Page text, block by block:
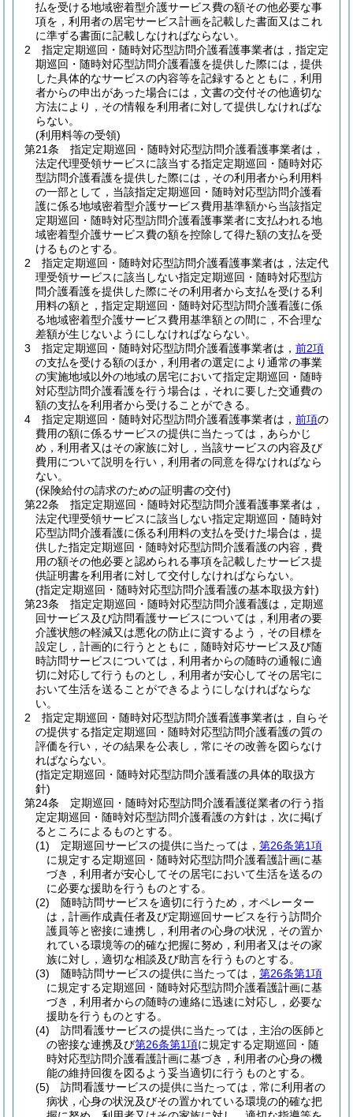
払を受ける地域密着型介護サービス費の額その他必要な事
項を，利用者の居宅サービス計画を記載した書面又はこれ
に準ずる書面に記載しなければならない。
2
指定定期巡回・随時対応型訪問介護看護事業者は，指定定
期巡回・随時対応型訪問介護看護を提供した際には，提供
した具体的なサービスの内容等を記録するとともに，利用
者からの申出があった場合には，文書の交付その他適切な
方法により，その情報を利用者に対して提供しなければな
らない。
(利用料等の受領)
第21条
指定定期巡回・随時対応型訪問介護看護事業者は，
法定代理受領サービスに該当する指定定期巡回・随時対応
型訪問介護看護を提供した際には，その利用者から利用料
の一部として，当該指定定期巡回・随時対応型訪問介護看
護に係る地域密着型介護サービス費用基準額から当該指定
定期巡回・随時対応型訪問介護看護事業者に支払われる地
域密着型介護サービス費の額を控除して得た額の支払を受
けるものとする。
2
指定定期巡回・随時対応型訪問介護看護事業者は，法定代
理受領サービスに該当しない指定定期巡回・随時対応型訪
問介護看護を提供した際にその利用者から支払を受ける利
用料の額と，指定定期巡回・随時対応型訪問介護看護に係
る地域密着型介護サービス費用基準額との間に，不合理な
差額が生じないようにしなければならない。
3
指定定期巡回・随時対応型訪問介護看護事業者は， 前2項
の支払を受ける額のほか，利用者の選定により通常の事業
の実施地域以外の地域の居宅において指定定期巡回・随時
対応型訪問介護看護を行う場合は，それに要した交通費の
額の支払を利用者から受けることができる。
4
指定定期巡回・随時対応型訪問介護看護事業者は， 前項の
費用の額に係るサービスの提供に当たっては，あらかじ
め，利用者又はその家族に対し，当該サービスの内容及び
費用について説明を行い，利用者の同意を得なければなら
ない。
(保険給付の請求のための証明書の交付)
第22条
指定定期巡回・随時対応型訪問介護看護事業者は，
法定代理受領サービスに該当しない指定定期巡回・随時対
応型訪問介護看護に係る利用料の支払を受けた場合は，提
供した指定定期巡回・随時対応型訪問介護看護の内容，費
用の額その他必要と認められる事項を記載したサービス提
供証明書を利用者に対して交付しなければならない。
(指定定期巡回・随時対応型訪問介護看護の基本取扱方針)
第23条
指定定期巡回・随時対応型訪問介護看護は，定期巡
回サービス及び訪問看護サービスについては，利用者の要
介護状態の軽減又は悪化の防止に資するよう，その目標を
設定し，計画的に行うとともに，随時対応サービス及び随
時訪問サービスについては，利用者からの随時の通報に適
切に対応して行うものとし，利用者が安心してその居宅に
おいて生活を送ることができるようにしなければならな
い。
2
指定定期巡回・随時対応型訪問介護看護事業者は，自らそ
の提供する指定定期巡回・随時対応型訪問介護看護の質の
評価を行い，その結果を公表し，常にその改善を図らなけ
ればならない。
(指定定期巡回・随時対応型訪問介護看護の具体的取扱方
針)
第24条
定期巡回・随時対応型訪問介護看護従業者の行う指
定定期巡回・随時対応型訪問介護看護の方針は，次に掲げ
るところによるものとする。
(1)
定期巡回サービスの提供に当たっては， 第26条第1項
に規定する定期巡回・随時対応型訪問介護看護計画に基
づき，利用者が安心してその居宅において生活を送るの
に必要な援助を行うものとする。
(2)
随時訪問サービスを適切に行うため，オペレーター
は，計画作成責任者及び定期巡回サービスを行う訪問介
護員等と密接に連携し，利用者の心身の状況，その置か
れている環境等の的確な把握に努め，利用者又はその家
族に対し，適切な相談及び助言を行うものとする。
(3)
随時訪問サービスの提供に当たっては， 第26条第1項
に規定する定期巡回・随時対応型訪問介護看護計画に基
づき，利用者からの随時の連絡に迅速に対応し，必要な
援助を行うものとする。
(4)
訪問看護サービスの提供に当たっては，主治の医師と
の密接な連携及び第26条第1項に規定する定期巡回・随
時対応型訪問介護看護計画に基づき，利用者の心身の機
能の維持回復を図るよう妥当適切に行うものとする。
(5)
訪問看護サービスの提供に当たっては，常に利用者の
病状，心身の状況及びその置かれている環境の的確な把